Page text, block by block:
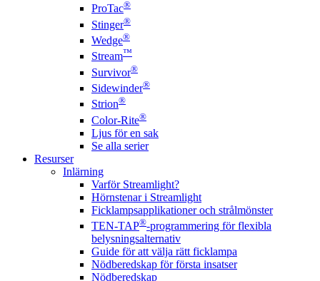
ProTac®
Stinger®
Wedge®
Stream™
Survivor®
Sidewinder®
Strion®
Color-Rite®
Ljus för en sak
Se alla serier
Resurser
Inlärning
Varför Streamlight?
Hörnstenar i Streamlight
Ficklampsapplikationer och strålmönster
TEN-TAP®-programmering för flexibla
belysningsalternativ
Guide för att välja rätt ficklampa
Nödberedskap för första insatser
Nödberedskap